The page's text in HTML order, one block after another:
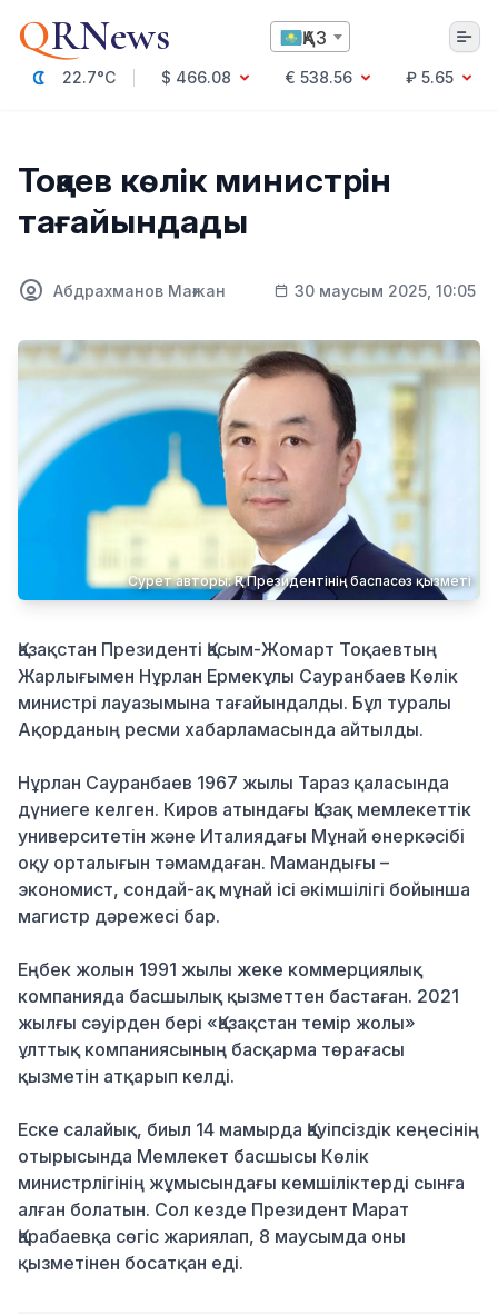
QRNews ҚАЗ
22.7°C $ 466.08 € 538.56
₽ 5.65
Технология
Әлемде
Қоғам
Білім және Ғылым
Спорт
Ауа райы
Денсаулық
Бизнес
Тоқаев көлік министрін
тағайындады
Абдрахманов Мағжан 30 маусым 2025, 10:05
Сурет авторы: ҚР Президентінің баспасөз қызметі
Қазақстан Президенті Қасым-Жомарт Тоқаевтың
Жарлығымен Нұрлан Ермекұлы Сауранбаев Көлік
министрі лауазымына тағайындалды. Бұл туралы
Ақорданың ресми хабарламасында айтылды.
Нұрлан Сауранбаев 1967 жылы Тараз қаласында
дүниеге келген. Киров атындағы Қазақ мемлекеттік
университетін және Италиядағы Мұнай өнеркәсібі
оқу орталығын тәмамдаған. Мамандығы –
экономист, сондай-ақ мұнай ісі әкімшілігі бойынша
магистр дәрежесі бар.
Еңбек жолын 1991 жылы жеке коммерциялық
компанияда басшылық қызметтен бастаған. 2021
жылғы сәуірден бері «Қазақстан темір жолы»
ұлттық компаниясының басқарма төрағасы
қызметін атқарып келді.
Еске салайық, биыл 14 мамырда Қауіпсіздік кеңесінің
отырысында Мемлекет басшысы Көлік
министрлігінің жұмысындағы кемшіліктерді сынға
алған болатын. Сол кезде Президент Марат
Қарабаевқа сөгіс жариялап, 8 маусымда оны
қызметінен босатқан еді.